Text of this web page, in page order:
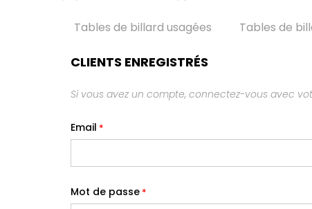
Tables de billard usagées Tables de
CLIENTS ENREGISTRÉS
Si vous avez un compte, connectez-vous avec
Email
Mot de passe